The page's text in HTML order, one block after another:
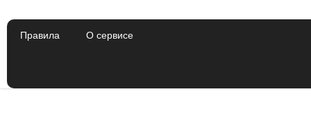
Правила О сервисе